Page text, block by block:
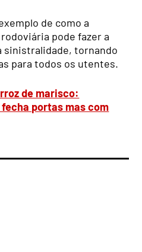
de como a
pode fazer a
sinistralidade, tornando
para todos os utentes.
de marisco:
portas mas com